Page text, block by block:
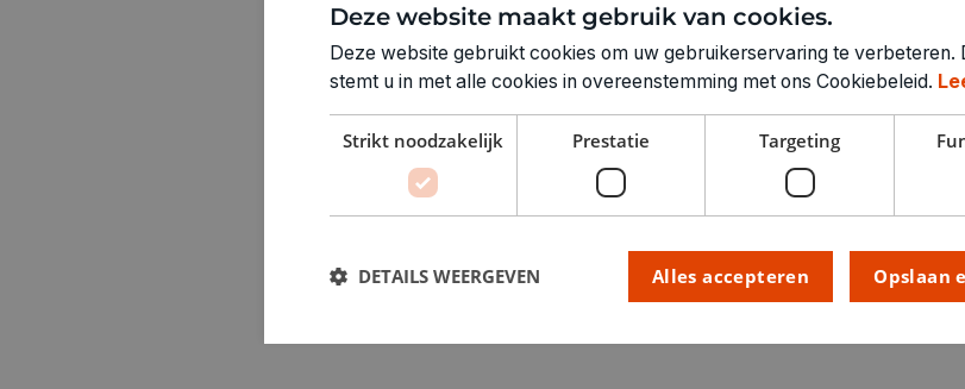
KLEUR:
GEWICHT
Deze website maakt gebruik van cookies.
Deze website gebruikt cookies om uw gebruikerservaring te verbeteren.
stemt u in met alle cookies in overeenstemming met ons Cookiebeleid.
Strikt noodzakelijk Prestatie Targeting
Opslaan
Alles accepteren
DETAILS WEERGEVEN